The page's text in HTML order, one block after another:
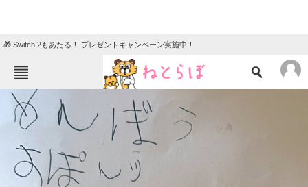
🎁 Switch 2もあたる！ プレゼントキャンペーン実施中！
ねとらぼメニュー
TOP ニュース
クイズ
グルメ